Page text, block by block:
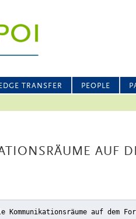
TRANSFER PEOPLE
AUF
auf dem